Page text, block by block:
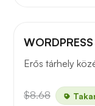
Erős tárhely
$8.68